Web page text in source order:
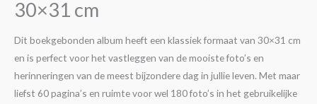
30×31 cm
Dit boekgebonden album heeft een klassiek formaat van 30×31 cm
en is perfect voor het vastleggen van de mooiste foto’s en
herinneringen van de meest bijzondere dag in jullie leven. Met maar
liefst 60 pagina’s en ruimte voor wel 180 foto’s in het gebruikelijke
aantal